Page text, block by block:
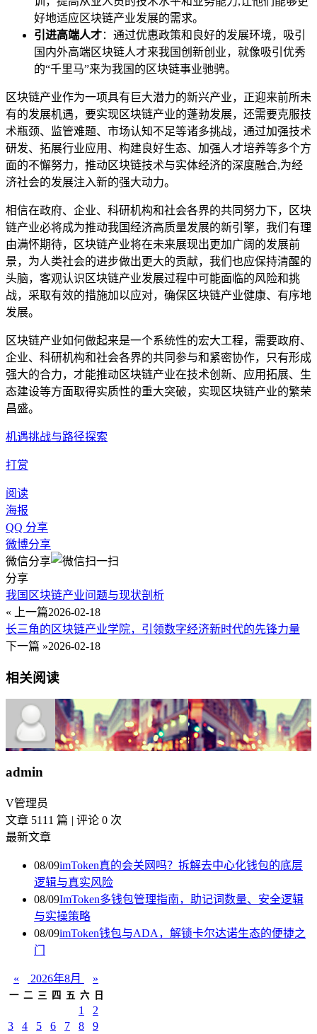
好地适应区块链产业发展的需求。
引进高端人才：通过优惠政策和良好的发展环境，吸引
国内外高端区块链人才来我国创新创业，就像吸引优秀
的“千里马”来为我国的区块链事业驰骋。
区块链产业作为一项具有巨大潜力的新兴产业，正迎来前所未
有的发展机遇，要实现区块链产业的蓬勃发展，还需要克服技
术瓶颈、监管难题、市场认知不足等诸多挑战，通过加强技术
研发、拓展行业应用、构建良好生态、加强人才培养等多个方
面的不懈努力，推动区块链技术与实体经济的深度融合,为经
济社会的发展注入新的强大动力。
相信在政府、企业、科研机构和社会各界的共同努力下，区块
链产业必将成为推动我国经济高质量发展的新引擎，我们有理
由满怀期待，区块链产业将在未来展现出更加广阔的发展前
景，为人类社会的进步做出更大的贡献，我们也应保持清醒的
头脑，客观认识区块链产业发展过程中可能面临的风险和挑
战，采取有效的措施加以应对，确保区块链产业健康、有序地
发展。
区块链产业如何做起来是一个系统性的宏大工程，需要政府、
企业、科研机构和社会各界的共同参与和紧密协作，只有形成
强大的合力，才能推动区块链产业在技术创新、应用拓展、生
态建设等方面取得实质性的重大突破，实现区块链产业的繁荣
昌盛。
机遇挑战与路径探索
打赏
阅读
海报
QQ 分享
微博分享
微信分享
分享
我国区块链产业问题与现状剖析
« 上一篇2026-02-18
长三角的区块链产业学院，引领数字经济新时代的先锋力量
下一篇 »2026-02-18
相关阅读
admin
V管理员
文章 5111 篇 | 评论 0 次
最新文章
08/09imToken真的会关网吗？拆解去中心化钱包的底层
逻辑与真实风险
08/09ImToken多钱包管理指南，助记词数量、安全逻辑
与实操策略
08/09imToken钱包与ADA，解锁卡尔达诺生态的便捷之
门
« 2026年8月 »
一 二 三 四 五 六 日
1
2
3
4 5 6 7 8
9